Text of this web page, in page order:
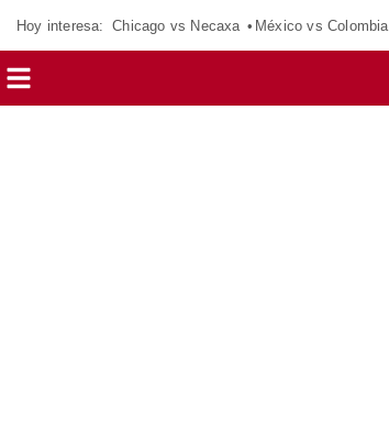
Hoy interesa: Chicago vs Necaxa México vs Colombia